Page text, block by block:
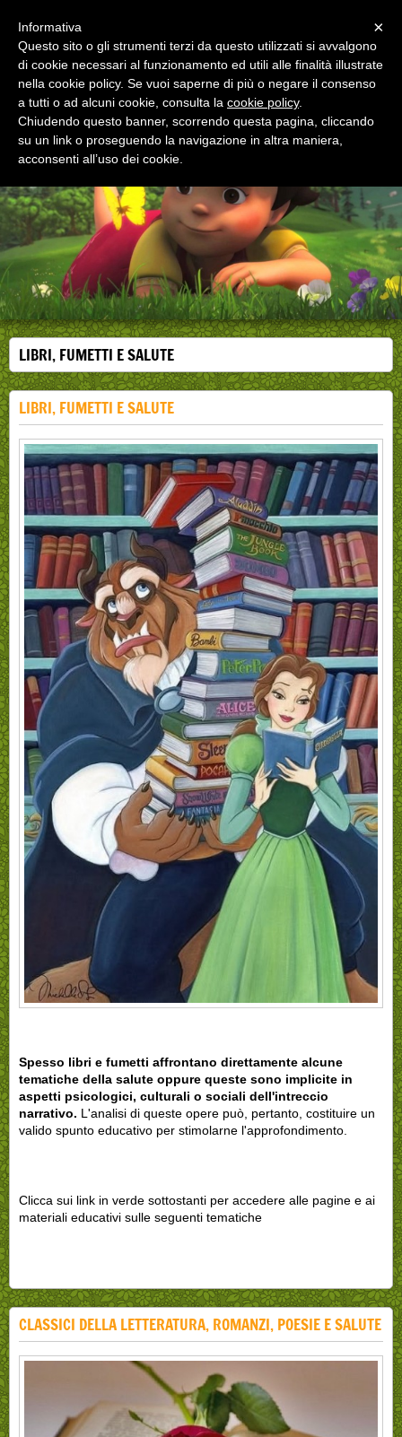
EDUCAZIONE ALLA SALUTE
Corsi, convegni e didattica di formazione e
aggiornamento per operatori della salute
LIBRI, FUMETTI E SALUTE
LIBRI, FUMETTI E SALUTE
Spesso libri e fumetti affrontano direttamente alcune
tematiche della salute oppure queste sono implicite in
aspetti psicologici, culturali o sociali dell'intreccio
narrativo. L'analisi di queste opere può, pertanto, costituire un
valido spunto educativo per stimolarne l'approfondimento.
Clicca sui link in verde sottostanti per accedere alle pagine e ai
materiali educativi sulle seguenti tematiche
CLASSICI DELLA LETTERATURA, ROMANZI, POESIE E SALUTE
×
Informativa
Questo sito o gli strumenti terzi da questo utilizzati si avvalgono
di cookie necessari al funzionamento ed utili alle finalità illustrate
nella cookie policy. Se vuoi saperne di più o negare il consenso
a tutti o ad alcuni cookie, consulta la cookie policy.
Chiudendo questo banner, scorrendo questa pagina, cliccando
su un link o proseguendo la navigazione in altra maniera,
acconsenti all’uso dei cookie.